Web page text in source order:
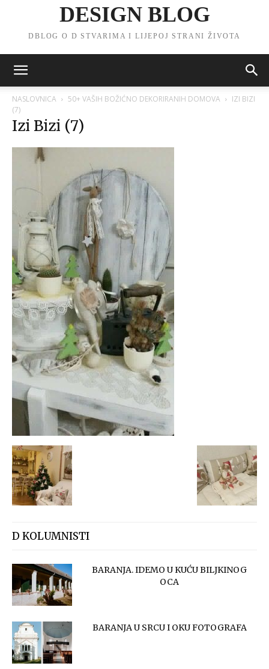
DESIGN BLOG
DBLOG O D STVARIMA I LIJEPOJ STRANI ŽIVOTA
NASLOVNICA 50+ VAŠIH BOŽIĆNO DEKORIRANIH DOMOVA
IZI BIZI
(7)
Izi Bizi (7)
D KOLUMNISTI
BARANJA. IDEMO U KUĆU BILJKINOG
OCA
BARANJA U SRCU I OKU FOTOGRAFA